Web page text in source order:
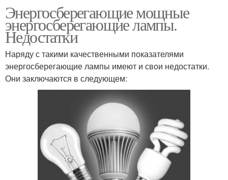
Энергосберегающие мощные
энергосберегающие лампы.
Недостатки
Наряду с такими качественными показателями
энергосберегающие лампы имеют и свои недостатки.
Они заключаются в следующем: